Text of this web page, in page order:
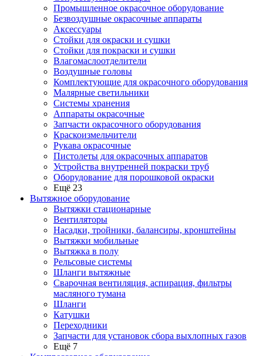
Промышленное окрасочное оборудование
Безвоздушные окрасочные аппараты
Аксессуары
Стойки для окраски и сушки
Стойки для покраски и сушки
Влагомаслоотделители
Воздушные головы
Комплектующие для окрасочного оборудования
Малярные светильники
Системы хранения
Аппараты окрасочные
Запчасти окрасочного оборудования
Краскоизмельчители
Рукава окрасочные
Пистолеты для окрасочных аппаратов
Устройства внутренней покраски труб
Оборудование для порошковой окраски
Ещё 23
Вытяжное оборудование
Вытяжки стационарные
Вентиляторы
Насадки, тройники, балансиры, кронштейны
Вытяжки мобильные
Вытяжка в полу
Рельсовые системы
Шланги вытяжные
Сварочная вентиляция, аспирация, фильтры
масляного тумана
Шланги
Катушки
Переходники
Запчасти для установок сбора выхлопных газов
Ещё 7